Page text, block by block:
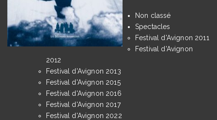
Non classé
Spectacles
Festival d'Avignon 2011
Festival d'Avignon
2012
Festival d'Avignon 2013
Festival d'Avignon 2015
Festival d'Avignon 2016
Festival d'Avignon 2017
Festival d'Avignon 2022